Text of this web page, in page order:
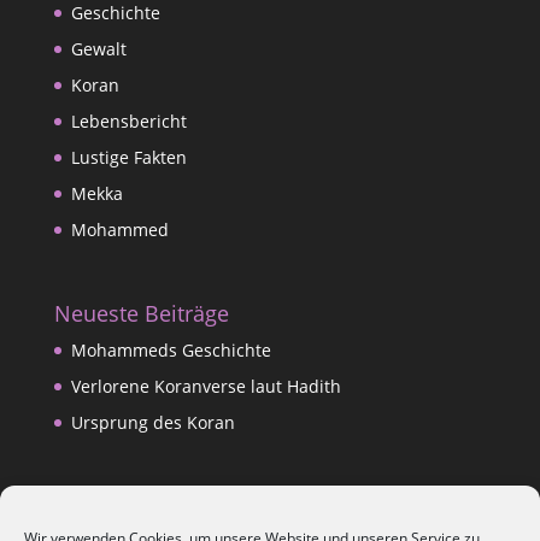
Geschichte
Gewalt
Koran
Lebensbericht
Lustige Fakten
Mekka
Mohammed
Neueste Beiträge
Mohammeds Geschichte
Verlorene Koranverse laut Hadith
Ursprung des Koran